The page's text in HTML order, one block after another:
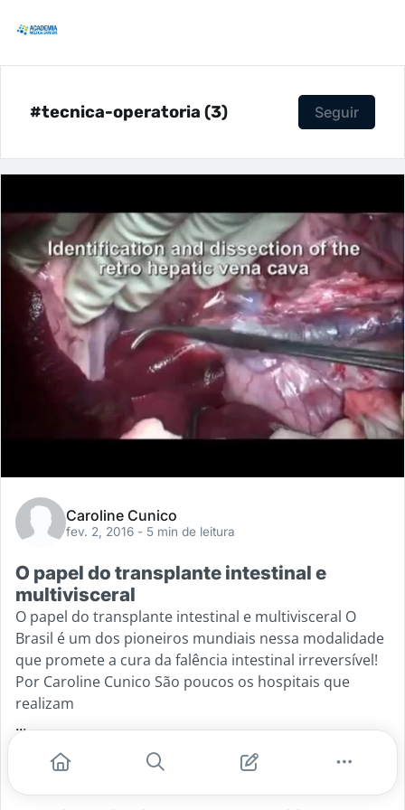
#tecnica-operatoria (3) Seguir
Caroline Cunico
fev. 2, 2016 - 5 min de leitura
O papel do transplante intestinal e
multivisceral
O papel do transplante intestinal e multivisceral O
Brasil é um dos pioneiros mundiais nessa modalidade
que promete a cura da falência intestinal irreversível!
Por Caroline Cunico São poucos os hospitais que
realizam
...
#técnica operatória
#transplante